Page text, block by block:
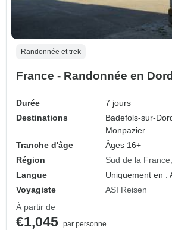
Randonnée et trek
France - Randonnée en
Durée
7 jours
Destinations
Badefols-sur-
Monpazier
Tranche d'âge
Âges 16+
Région
Sud de la France
Langue
Uniquement en :
Voyagiste
ASI Reisen
À partir de
€1,045 par personne